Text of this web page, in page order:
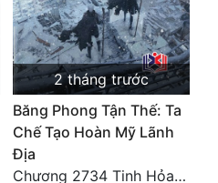
2 tháng trước
Băng Phong Tận Thế: Ta
Chế Tạo Hoàn Mỹ Lãnh
Địa
Chương 2734 Tinh Hỏa (Đại kết cục) (2)